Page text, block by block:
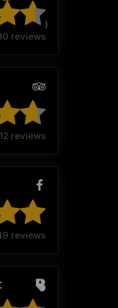
Five )
reviews
12 reviews
reviews